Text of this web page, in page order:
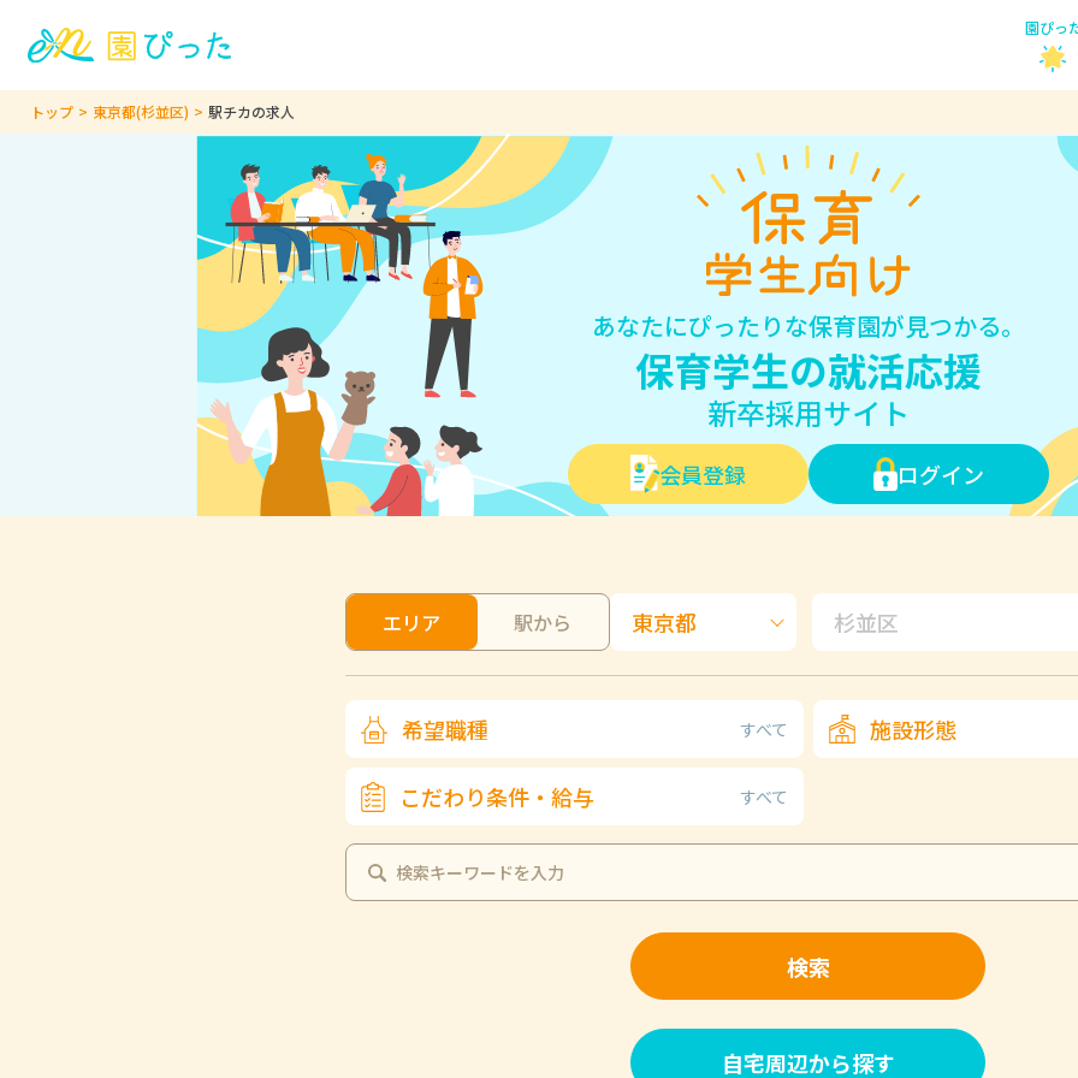
園ぴっ
トップ 東京都(杉並区) 駅チカの求人
あなたにぴったりな保育園が見つかる。
保育学生の就活応援
新卒採用サイト
会員登録 ログイン
エリア 駅から
希望職種 すべて 施設形態
こだわり条件・給与 すべて
検索
自宅周辺から探す